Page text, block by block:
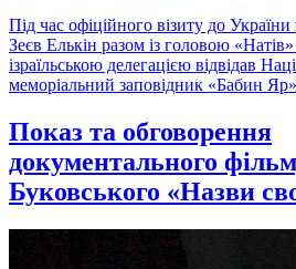
Під час офіційного візиту до України
Зеєв Елькін разом із головою
ізраїльською делегацією відвідав
меморіальний заповідник «Бабин
Показ та обговорення
документального
Буковського «Назви